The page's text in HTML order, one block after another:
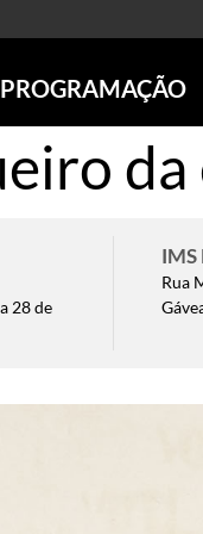
PROGRAMAÇÃO
AGENDA
SÃO PAULO
POÇOS DE CALDAS
EXPOSIÇÕES
da
28 de
IMS
Rua